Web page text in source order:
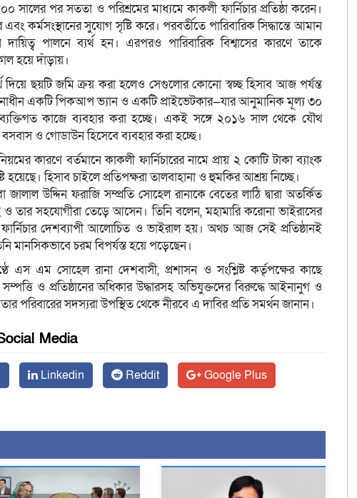
পর সততা ও পরিশ্রমের মাধ্যমে কাকলী ফার্নিচার প্রতিষ্ঠা করেন।
কর্মসংস্থানের সুযোগ সৃষ্টি করে। পরবর্তীতে পারিবারিক সিদ্ধান্তে আমান
পালনে ব্যর্থ হন। এরপরও পারিবারিক বিশ্বাসের কারণে তাকে
হয়ে দাঁড়ায়।
দিয়ে ছয়টি জমি ক্রয় করা হলেও সেগুলোর কোনো স্বচ্ছ হিসাব আজ পর্যন্ত
একটি পিকআপ ভ্যান ও একটি প্রাইভেটকার—যার আনুমানিক মূল্য ৩০
কাজে ব্যবহার করা হচ্ছে। একই সঙ্গে ২০১৬ সাল থেকে যৌথ
ও গোডাউন হিসেবে ব্যবহার করা হচ্ছে।
কারণে বর্তমানে কাকলী ফার্নিচারের নামে প্রায় ২ কোটি টাকা ব্যাংক
হিসাব চাইলে প্রতিপক্ষরা তালবাহানা ও হুমকির আশ্রয় নিচ্ছে।
জালাল উদ্দিন ফরাজি সম্প্রতি সোহেল রানাকে বেতের লাঠি দ্বারা অতর্কিত
তার সহযোগীরা তেড়ে আসেন। তিনি বলেন, মহামারি করোনা ভাইরাসের
দেশব্যাপী আলোচিত ও ভাইরাল হয়। অথচ আজ সেই প্রতিষ্ঠানই
মানসিকভাবে চরম বিপর্যস্ত হয়ে পড়েছেন।
এস এম সোহেল রানা দেশবাসী, প্রশাসন ও সংশ্লিষ্ট কর্তৃপক্ষের কাছে
ও প্রতিষ্ঠানের অধিকার উদ্ধারসহ অভিযুক্তদের বিরুদ্ধে আইনানুগ ও
পরিবারের সদস্যরা উপস্থিত থেকে নীরবে এ দাবির প্রতি সমর্থন জানান।
Media
Linkedin Reddit
Google Plus